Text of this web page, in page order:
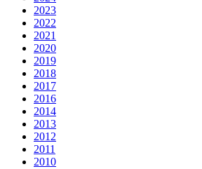
2023
2022
2021
2020
2019
2018
2017
2016
2014
2013
2012
2011
2010